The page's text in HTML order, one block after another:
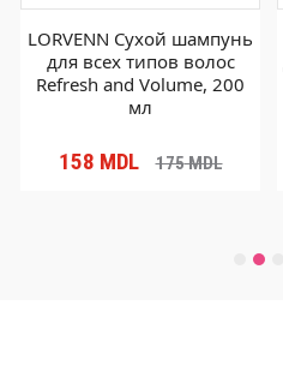
LORVENN Сухой шампунь
для всех типов волос
Refresh and Volume, 200
мл
158MDL 175MDL